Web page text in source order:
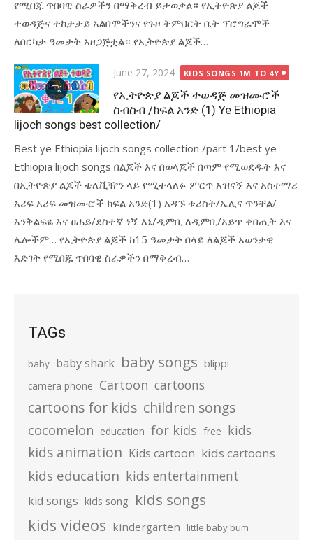
የሚበጁ ጥበባዊ ስራዎችን በማቅረብ ይታወቃል። የኢትዮጵያ ልጆች
ተወዳጅና ተከታታይ አልበሞችንና የጉዞ ትምህርት ቤት ፕሮግራሞች
ለበርካታ ዓመታት አዘጋጅቷል። የኢትዮጵያ ልጆች…
Posted
June 27, 2024 KIDS SONGS 1M TO 4Y
የኢትዮጵያ ልጆች ተወዳጅ መዝሙሮች
ስብስብ /ክፍል አንድ (1) Ye Ethiopia
lijoch songs best collection/
Best ye Ethiopia lijoch songs collection /part 1/best ye
Ethiopia lijoch songs በልጆች እና በወላጆች በጣም የሚወደዱት እና
በኢትዮጵያ ልጆች ቴሌቪዥን ላይ የሚተላለፉ ምርጥ አዝናኝ እና አስተማሪ
አሪፍ አሪፍ መዝሙሮች ክፍል አንድ(1) አዳኙ ቱሪስት/ኤሊና ጥንቸል/
እንቅልፍዬ እና ፀሐይ/ደስተኛ ነኝ እኔ/ዲምቢ ለዲምቢ/አይጥ ቀበጢት እና
ሌሎችም… የኢትዮጵያ ልጆች ከ15 ዓመታት በላይ ለልጆች አወንታዊ
እድገት የሚበጁ ጥበባዊ ስራዎችን በማቅረብ…
TAGs
baby baby shark baby songs blippi
camera phone Cartoon cartoons
cartoons for kids children songs
cocomelon education for kids free kids
kids animation Kids cartoon kids cartoons
kids education kids entertainment
kid songs kids song kids songs
kids videos kindergarten little baby bum